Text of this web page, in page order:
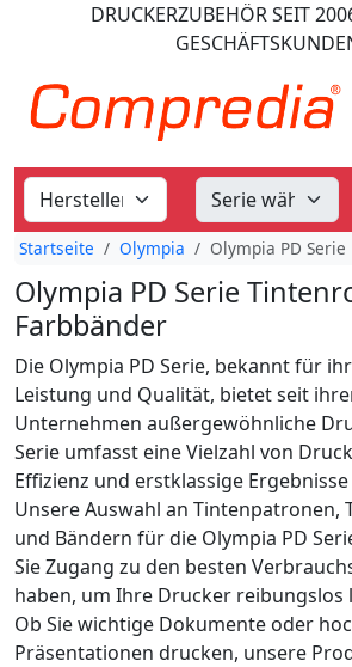
DRUCKERZUBEHÖRSEIT
Startseite Olympia Olympia PD Serie
Olympia PD Serie
Farbbänder
Die Olympia PD Serie, bekannt für
Leistung und Qualität, bietet seit
Unternehmen außergewöhnliche
Serie umfasst eine Vielzahl von
Effizienz und erstklassige
Unsere Auswahl an Tintenpatronen,
und Bändern für die Olympia PD
Sie Zugang zu den besten
haben, um Ihre Drucker reibungslos
Ob Sie wichtige Dokumente oder
Präsentationen drucken, unsere